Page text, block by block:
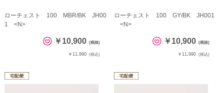
ローチェスト 100 MBR/BK JH00
1 <N>
￥10,900 (税抜)
￥11,990 (税込)
ローチェスト 100 GY/BK JH001
<N>
￥10,900 (税抜)
￥11,990 (税込)